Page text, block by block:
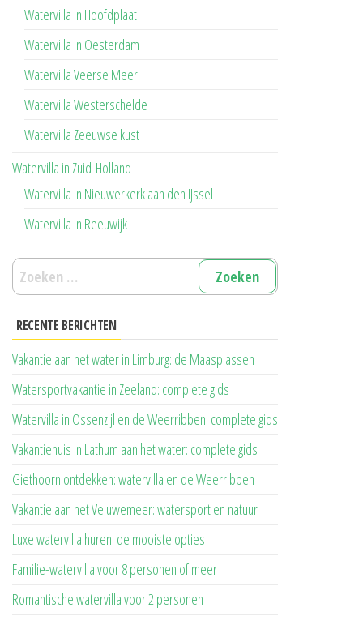
Watervilla in Hoofdplaat
Watervilla in Oesterdam
Watervilla Veerse Meer
Watervilla Westerschelde
Watervilla Zeeuwse kust
Watervilla in Zuid-Holland
Watervilla in Nieuwerkerk aan den IJssel
Watervilla in Reeuwijk
Zoeken
naar:
RECENTE BERICHTEN
Vakantie aan het water in Limburg: de Maasplassen
Watersportvakantie in Zeeland: complete gids
Watervilla in Ossenzijl en de Weerribben: complete gids
Vakantiehuis in Lathum aan het water: complete gids
Giethoorn ontdekken: watervilla en de Weerribben
Vakantie aan het Veluwemeer: watersport en natuur
Luxe watervilla huren: de mooiste opties
Familie-watervilla voor 8 personen of meer
Romantische watervilla voor 2 personen